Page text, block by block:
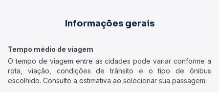
Informações gerais
Tempo médio de viagem
O tempo de viagem entre as cidades pode variar conforme a
rota, viação, condições de trânsito e o tipo de ônibus
escolhido. Consulte a estimativa ao selecionar sua passagem.